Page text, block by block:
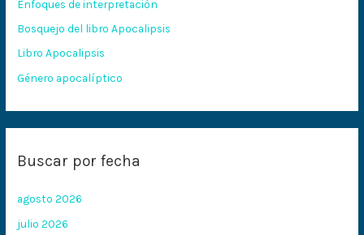
o
r
:
Enfoques de interpretación
Bosquejo del libro Apocalipsis
Libro Apocalipsis
Género apocalíptico
Buscar por fecha
agosto 2026
julio 2026